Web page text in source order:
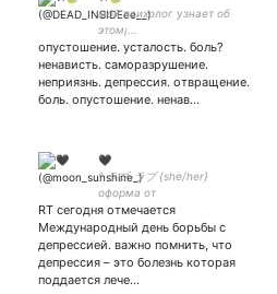
мой психолог узнает об
этом¡...
опустошение. усталость. боль?
ненависть. саморазрушение.
неприязнь. депрессия. отвращение.
боль. опустошение. ненав…
🖤
° ラブ-ラブ {she/her}
оформа от
RT сегодня отмечается
Международный день борьбы с
депрессией. важно помнить, что
депрессия – это болезнь которая
поддается лече…